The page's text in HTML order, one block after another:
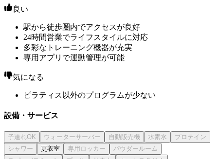
良い
駅から徒歩圏内でアクセスが良好
24時間営業でライフスタイルに対応
多彩なトレーニング機器が充実
専用アプリで運動管理が可能
気になる
ピラティス以外のプログラムが少ない
設備・サービス
更衣室